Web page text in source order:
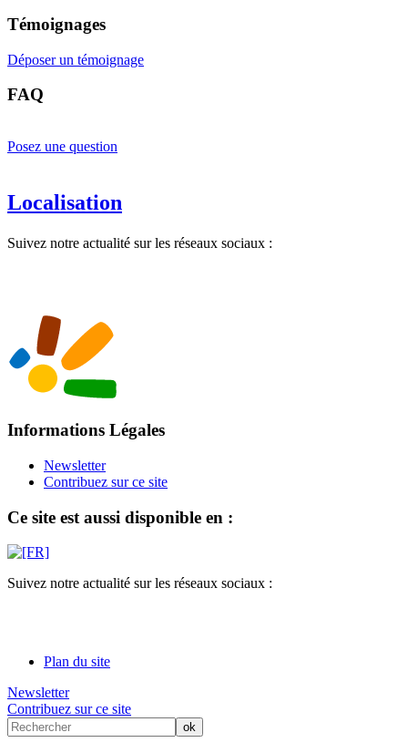
Témoignages
Déposer un témoignage
FAQ
Posez une question
Localisation
Suivez notre actualité sur les réseaux sociaux :
Informations Légales
Newsletter
Contribuez sur ce site
Ce site est aussi disponible en :
Suivez notre actualité sur les réseaux sociaux :
Plan du site
Newsletter
Contribuez sur ce site